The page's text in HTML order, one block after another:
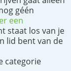
géén
een
staat los van je
lid bent van de
categorie